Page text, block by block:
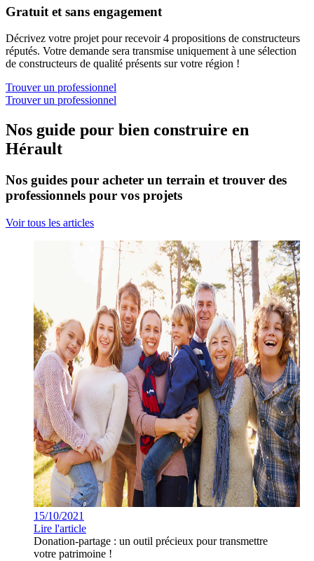
Gratuit et sans engagement
Décrivez votre projet pour recevoir 4 propositions de constructeurs
réputés. Votre demande sera transmise uniquement à une sélection
de constructeurs de qualité présents sur votre région !
Trouver un professionnel
Trouver un professionnel
Nos guide pour bien construire en
Hérault
Nos guides pour acheter un terrain et trouver des
professionnels pour vos projets
Voir tous les articles
15/10/2021
Lire l'article
Donation-partage : un outil précieux pour transmettre
votre patrimoine !